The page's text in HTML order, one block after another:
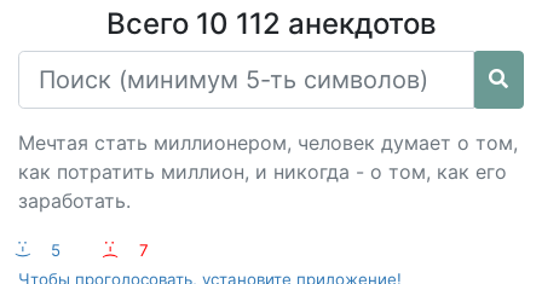
Всего 10 112 анекдотов
Мечтая стать миллионером, человек думает о том,
как потратить миллион, и никогда - о том, как его
заработать.
:-) 5 :-(
7
Чтобы проголосовать, установите приложение!